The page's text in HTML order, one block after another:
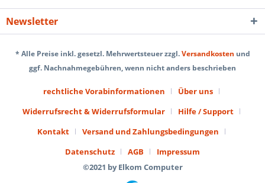
Newsletter
* Alle Preise inkl. gesetzl. Mehrwertsteuer zzgl.Versandkosten und
ggf. Nachnahmegebühren, wenn nicht anders beschrieben
rechtliche Vorabinformationen
Über uns
Widerrufsrecht & Widerrufsformular
Hilfe / Support
Kontakt
Versand und Zahlungsbedingungen
Datenschutz
AGB
Impressum
©2021 by Elkom Computer